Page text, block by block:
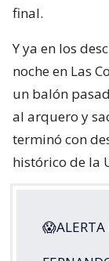
final.
Y ya en los
noche en Las
un balón
al arquero y
terminó con
histórico de la
😱ALERTA